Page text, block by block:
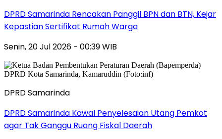
DPRD Samarinda Rencakan Panggil BPN dan BTN, Kejar
Kepastian Sertifikat Rumah Warga
Senin, 20 Jul 2026 - 00:39 WIB
DPRD Samarinda
DPRD Samarinda Kawal Penyelesaian Utang Pemkot
agar Tak Ganggu Ruang Fiskal Daerah